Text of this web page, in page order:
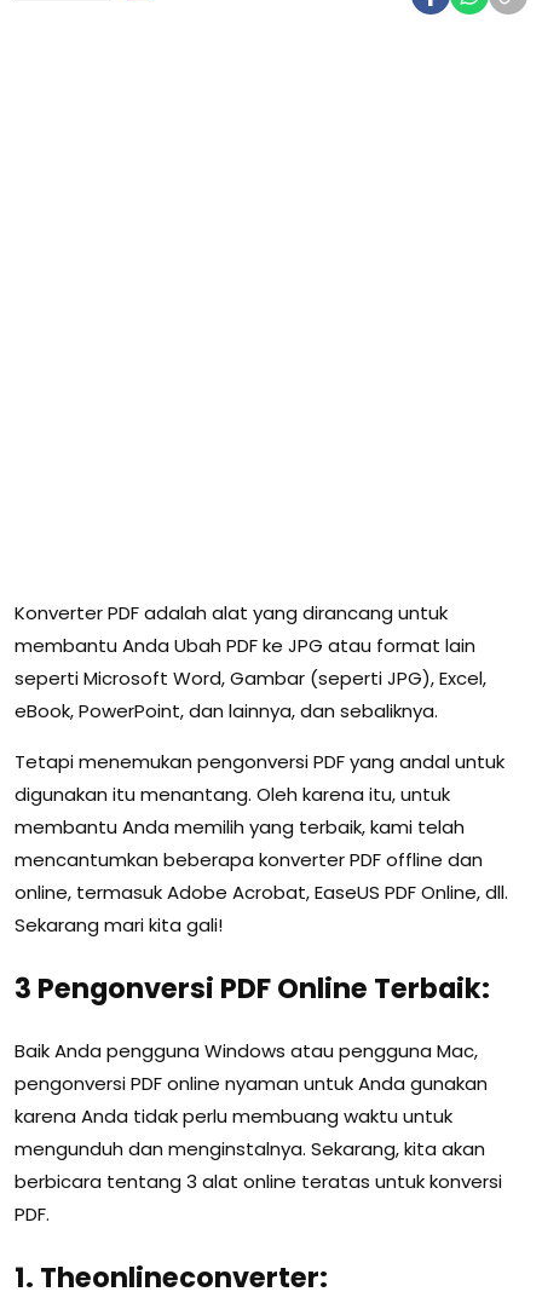
Konverter PDF adalah alat yang dirancang untuk
membantu Anda Ubah PDF ke JPG atau format lain
seperti Microsoft Word, Gambar (seperti JPG), Excel,
eBook, PowerPoint, dan lainnya, dan sebaliknya.
Tetapi menemukan pengonversi PDF yang andal untuk
digunakan itu menantang. Oleh karena itu, untuk
membantu Anda memilih yang terbaik, kami telah
mencantumkan beberapa konverter PDF offline dan
online, termasuk Adobe Acrobat, EaseUS PDF Online, dll.
Sekarang mari kita gali!
3 Pengonversi PDF Online Terbaik:
Baik Anda pengguna Windows atau pengguna Mac,
pengonversi PDF online nyaman untuk Anda gunakan
karena Anda tidak perlu membuang waktu untuk
mengunduh dan menginstalnya. Sekarang, kita akan
berbicara tentang 3 alat online teratas untuk konversi
PDF.
1. Theonlineconverter: